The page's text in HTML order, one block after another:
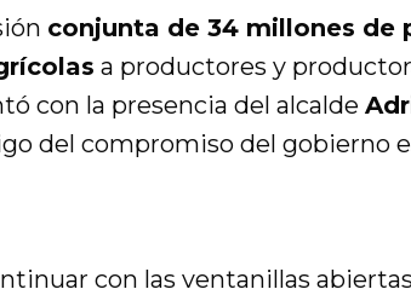
conjunta de 34 millones de
a productores y
con la presencia del alcalde
del compromiso del gobierno
con las ventanillas